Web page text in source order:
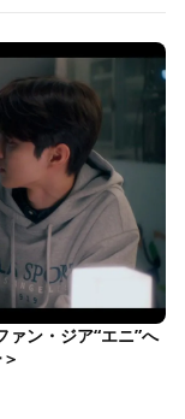
ン・ジア“エニ”へ